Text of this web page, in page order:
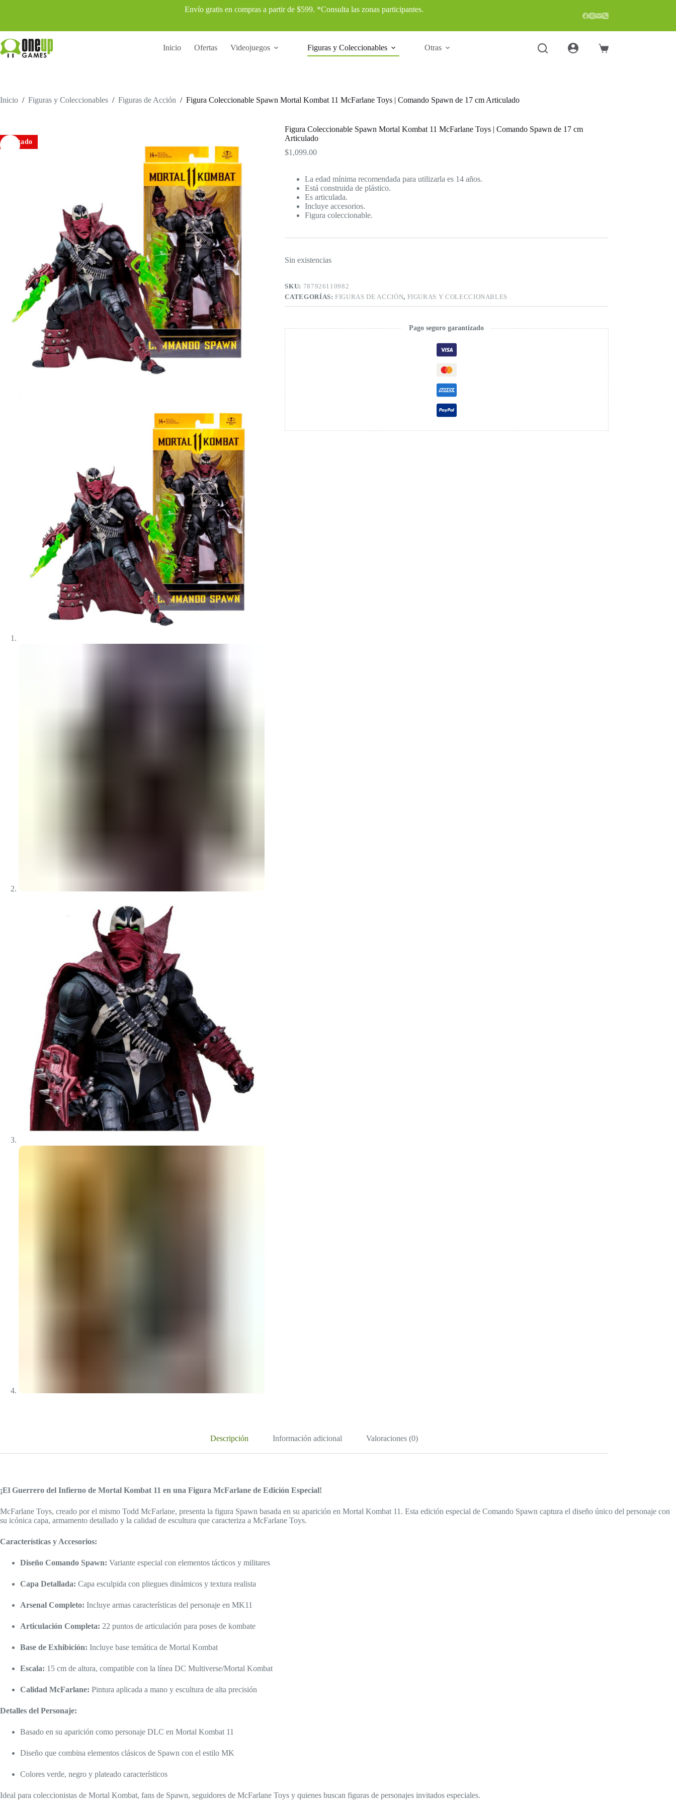
Envío gratis en compras a partir de $599. *Consulta las zonas participantes.
Inicio Ofertas Videojuegos Figuras y Coleccionables Otras
Carro
Inicio / Figuras y Coleccionables / Figuras de Acción / Figura Coleccionable Spawn Mortal Kombat 11 McFarlane Toys | Comando Spawn de 17 cm Articulado
Agotado
Figura Coleccionable Spawn Mortal Kombat 11 McFarlane Toys | Comando Spawn de 17 cm
Articulado
$1,099.00
La edad mínima recomendada para utilizarla es 14 años.
Está construida de plástico.
Es articulada.
Incluye accesorios.
Figura coleccionable.
Sin existencias
SKU: 787926110982
CATEGORÍAS:FIGURAS DE ACCIÓN, FIGURAS Y COLECCIONABLES
Pago seguro garantizado
Descripción Información adicional Valoraciones (0)
¡El Guerrero del Infierno de Mortal Kombat 11 en una Figura McFarlane de Edición Especial!
McFarlane Toys, creado por el mismo Todd McFarlane, presenta la figura Spawn basada en su aparición en Mortal Kombat 11. Esta edición especial de Comando Spawn captura el diseño único del personaje con
su icónica capa, armamento detallado y la calidad de escultura que caracteriza a McFarlane Toys.
Características y Accesorios:
Diseño Comando Spawn: Variante especial con elementos tácticos y militares
Capa Detallada: Capa esculpida con pliegues dinámicos y textura realista
Arsenal Completo: Incluye armas características del personaje en MK11
Articulación Completa: 22 puntos de articulación para poses de kombate
Base de Exhibición: Incluye base temática de Mortal Kombat
Escala: 15 cm de altura, compatible con la línea DC Multiverse/Mortal Kombat
Calidad McFarlane: Pintura aplicada a mano y escultura de alta precisión
Detalles del Personaje:
Basado en su aparición como personaje DLC en Mortal Kombat 11
Diseño que combina elementos clásicos de Spawn con el estilo MK
Colores verde, negro y plateado característicos
Ideal para coleccionistas de Mortal Kombat, fans de Spawn, seguidores de McFarlane Toys y quienes buscan figuras de personajes invitados especiales.